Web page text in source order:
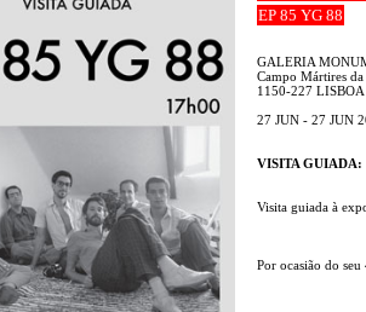
EP 85 YG 88
GALERIA
Campo Mártires
1150-227 LISBOA
27 JUN - 27 JUN
VISITA GUIADA:
Visita guiada à
Por ocasião do